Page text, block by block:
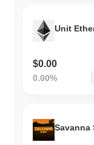
$0.00
0.00%